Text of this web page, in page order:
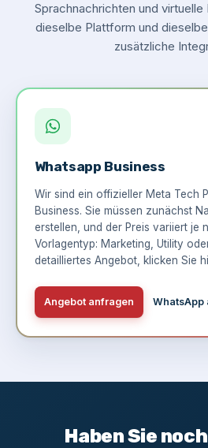
Sprachnachrichten und virtuelle
dieselbe Plattform und
zusätzliche
Whatsapp Business
Wir sind ein offizieller Meta Tech
Business. Sie müssen zunächst
erstellen, und der Preis variiert je
Vorlagentyp: Marketing, Utility
detailliertes Angebot, klicken Sie
Angebot anfragen WhatsApp
Haben Sie